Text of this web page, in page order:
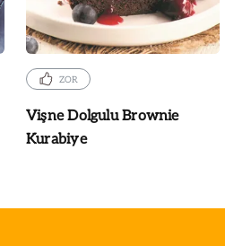
ZOR
Vişne Dolgulu Brownie
Kurabiye